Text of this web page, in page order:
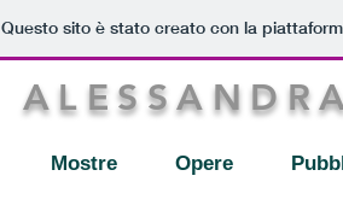
Questo sito è stato creato con la
Mostre Opere